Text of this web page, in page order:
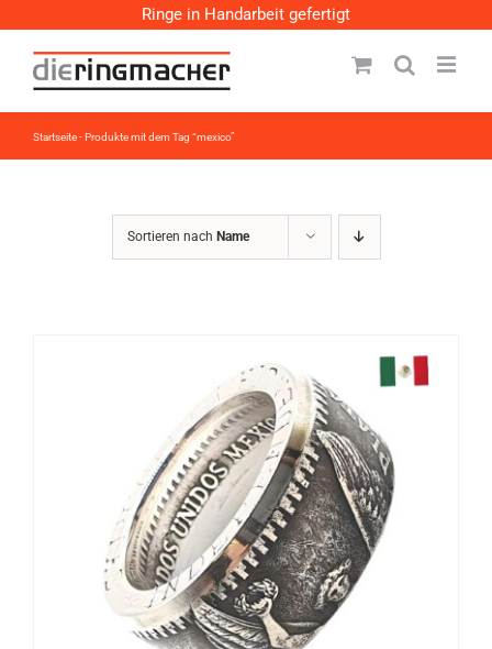
Ringe in Handarbeit gefertigt
Inhalt
springen
Startseite-Produkte mit dem Tag “mexico”
Sortieren nach Name